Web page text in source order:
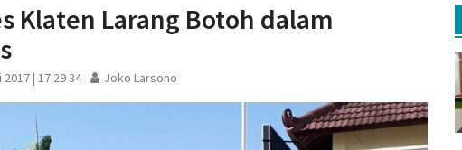
Kasus
di Tengaran
Instruksi Kapolres
Diminta
Kamtibmas Sejak
Klaten Larang Botoh dalam
| 17:29 34 Joko Larsono